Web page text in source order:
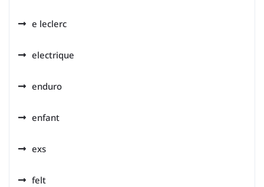
e leclerc
electrique
enduro
enfant
exs
felt